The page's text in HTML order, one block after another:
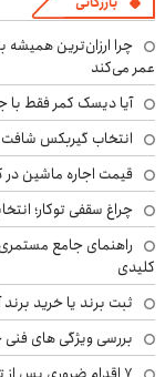
چرا ارزان‌ترین
عمر می‌کند
آیا دیسک کمر فقط
انتخاب گیربکس شافت
قیمت اجاره ماشین در کیش در سال ۱۴۰۵
چراغ سقفی توکار؛
راهنمای جامع
کلیدی
ثبت برند یا خرید
بررسی ویژگی های فنی